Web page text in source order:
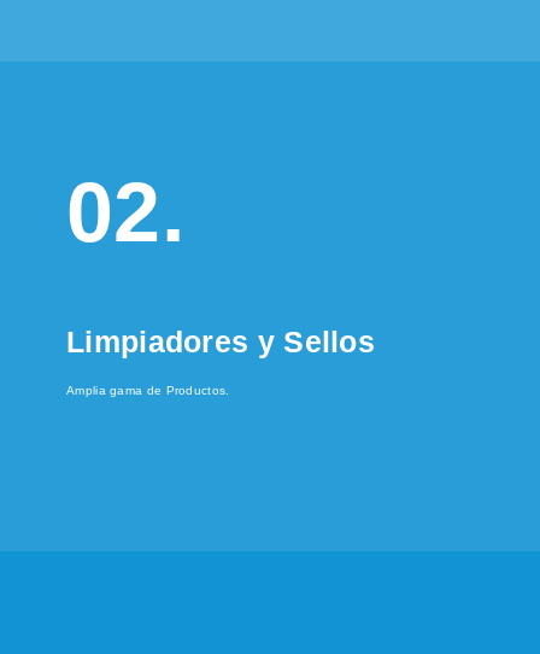
02.
Limpiadores y Sellos
Amplia gama de Productos.